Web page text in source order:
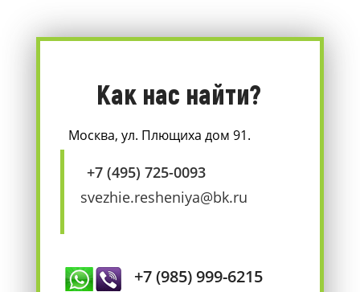
Как нас найти?
Москва, ул. Плющиха дом 91.
+7 (495) 725-0093
svezhie.resheniya@bk.ru
+7 (985) 999-6215